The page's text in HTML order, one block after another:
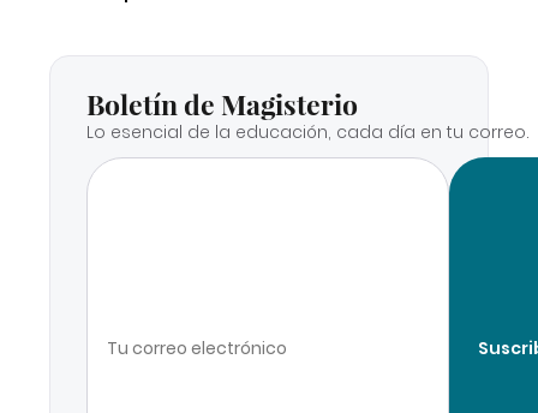
Boletín de Magisterio
Lo esencial de la educación, cada día en tu correo.